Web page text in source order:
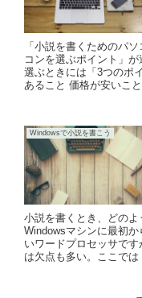
「小説を書くためのパ
コンを選ぶポイント」
選ぶときには「3つのポ
あること 価格が安いこ
Windowsで小説を書こう
小説を書くとき、どの
Windowsマシンに最初
いワードプロセッサで
は欠点も多い。ここで